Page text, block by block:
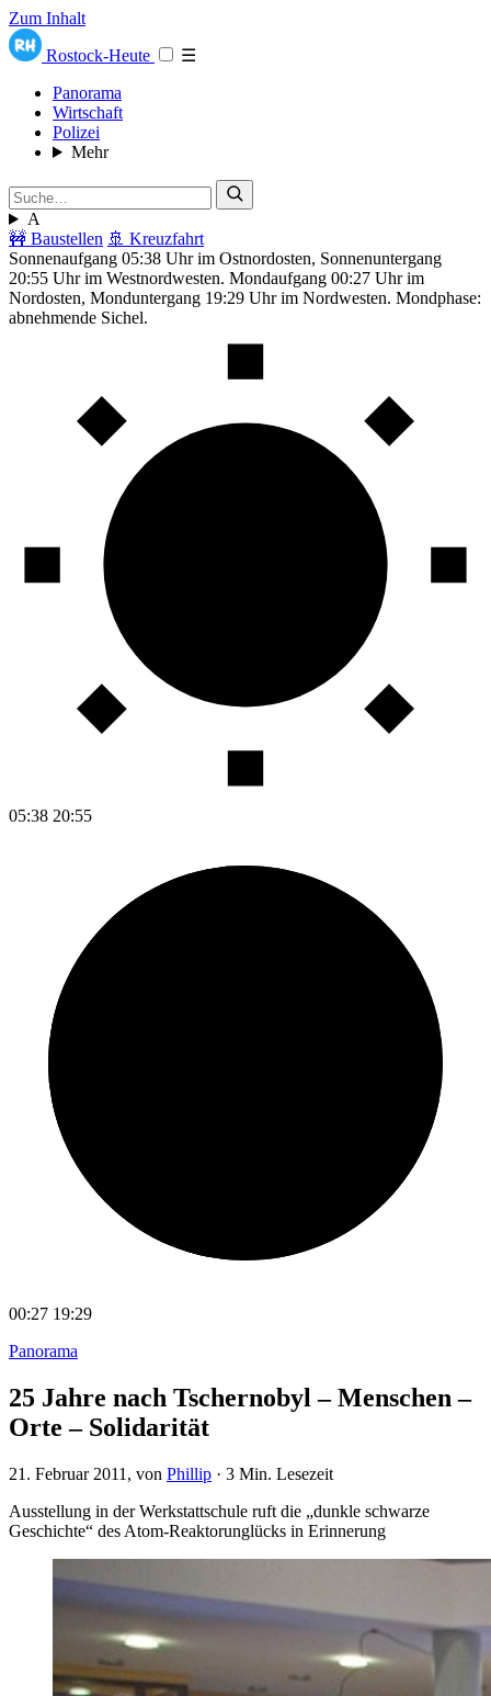
Zum Inhalt
Rostock-Heute
☰
Panorama
Wirtschaft
Polizei
Mehr
A
🚧 Baustellen 🚢 Kreuzfahrt
Sonnenaufgang 05:38 Uhr im Ostnordosten, Sonnenuntergang
20:55 Uhr im Westnordwesten. Mondaufgang 00:27 Uhr im
Nordosten, Monduntergang 19:29 Uhr im Nordwesten. Mondphase:
abnehmende Sichel.
05:38 20:55
00:27 19:29
Panorama
25 Jahre nach Tschernobyl – Menschen –
Orte – Solidarität
21. Februar 2011 , von Phillip · 3 Min. Lesezeit
Ausstellung in der Werkstattschule ruft die „dunkle schwarze
Geschichte“ des Atom-Reaktorunglücks in Erinnerung